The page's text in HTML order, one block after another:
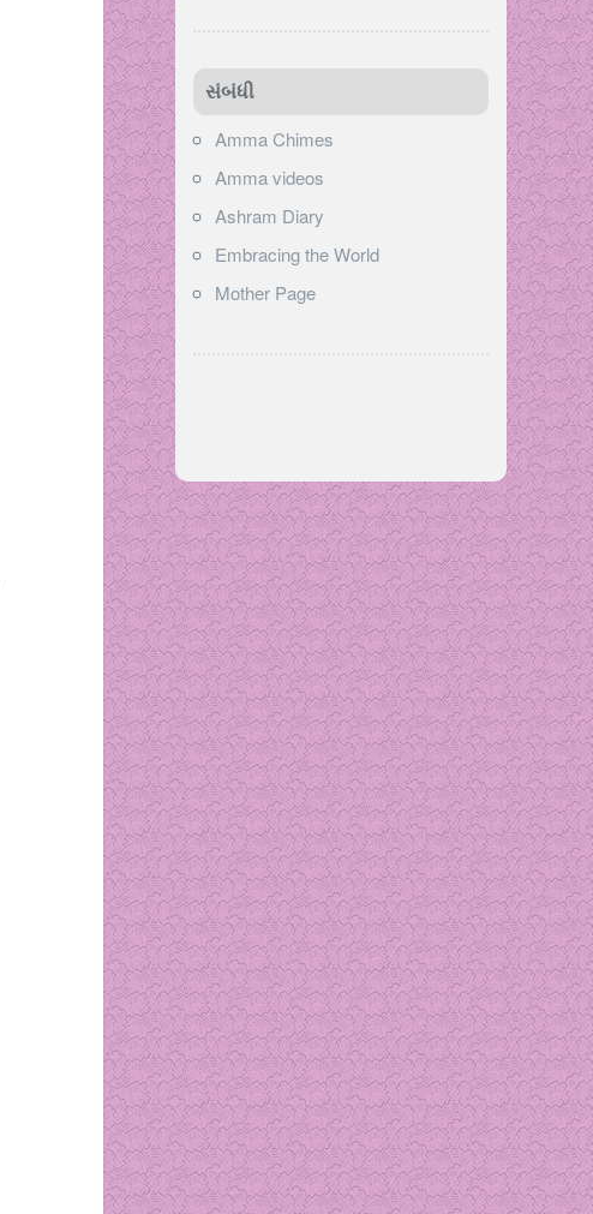
સંબંધી
Amma Chimes
Amma videos
Ashram Diary
Embracing the World
Mother Page